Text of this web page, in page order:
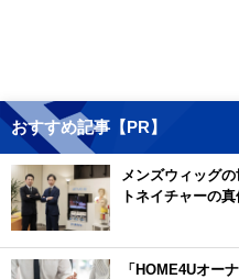
おすすめ記事【PR】
メンズウィッグ
トネイチャーの真
「HOME4Uオー